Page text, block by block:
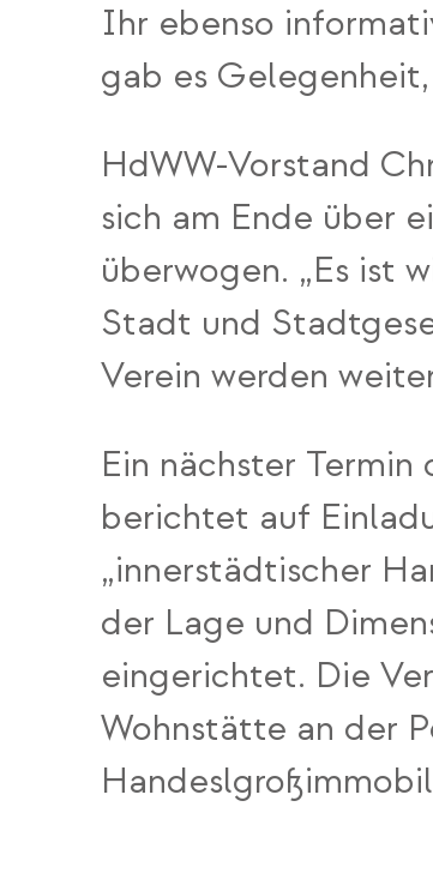
Ihr ebenso
gab es
HdWW-Vorstand
sich am Ende über
überwogen. „Es ist
Stadt und
Verein werden
Ein nächster
berichtet auf
„innerstädtischer
der Lage und
eingerichtet. Die
Wohnstätte an der